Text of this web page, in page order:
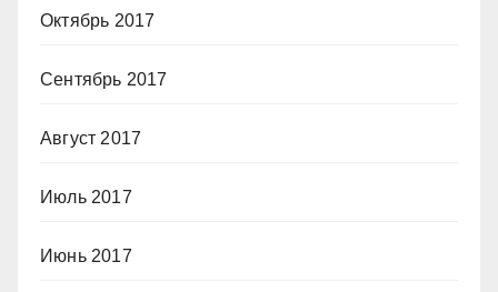
Октябрь 2017
Сентябрь 2017
Август 2017
Июль 2017
Июнь 2017